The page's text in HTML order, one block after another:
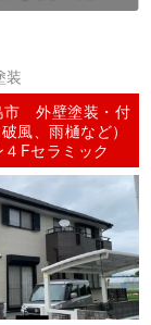
装
市 外壁塗装・付
風、雨樋など）
Fセラミック